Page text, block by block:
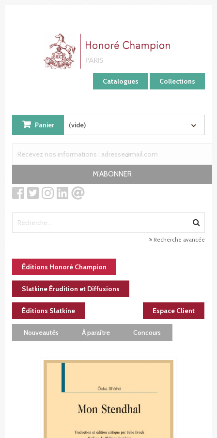
Catalogues Collections
Panier (vide)
M'ABONNER
Recherche avancée
Éditions Honoré Champion
Slatkine Érudition et Diffusions
Éditions Slatkine Espace Client
Nouveautés À paraître Concours